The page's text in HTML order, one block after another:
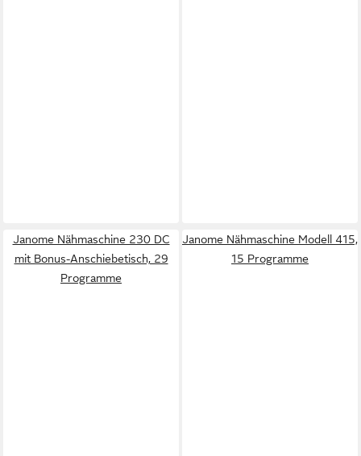
Janome Nähmaschine 230 DC
mit Bonus-Anschiebetisch, 29
Programme
Janome Nähmaschine Modell 415,
15 Programme